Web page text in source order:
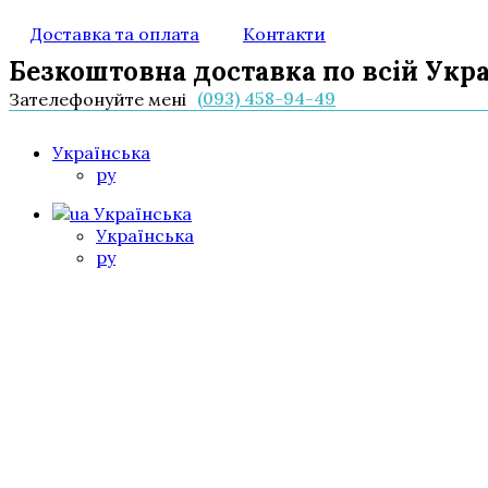
Доставка та оплата Контакти
Безкоштовна доставка по всій
Зателефонуйте мені (093) 458-94-49
Українська
ру
Українська
Українська
ру